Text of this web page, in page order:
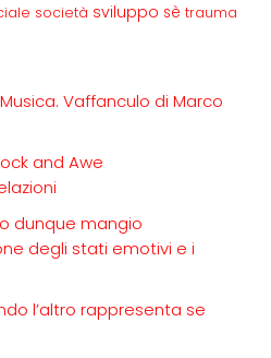
società sviluppo sè trauma
Vaffanculo di Marco
and Awe
dunque mangio
degli stati emotivi e i
l’altro rappresenta se